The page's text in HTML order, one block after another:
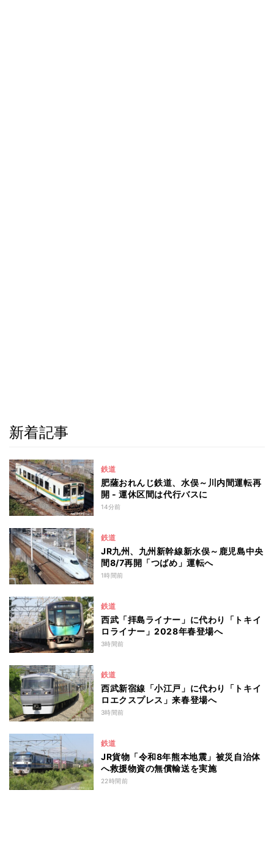
新着記事
鉄道
肥薩おれんじ鉄道、水俣～川内間運転再
開 - 運休区間は代行バスに
14分前
鉄道
JR九州、九州新幹線新水俣～鹿児島中央
間8/7再開「つばめ」運転へ
1時間前
鉄道
西武「拝島ライナー」に代わり「トキイ
ロライナー」2028年春登場へ
3時間前
鉄道
西武新宿線「小江戸」に代わり「トキイ
ロエクスプレス」来春登場へ
3時間前
鉄道
JR貨物「令和8年熊本地震」被災自治体
へ救援物資の無償輸送を実施
22時間前